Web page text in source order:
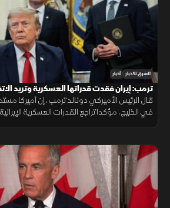
الشرق للأخبار أخبار
ترمب: إيران فقدت قدراتها العسكرية وتريد
قال الرئيس الأميركي دونالد ترمب، إن أميركا
في الخليج، مؤكدا تراجع القدرات العسكرية